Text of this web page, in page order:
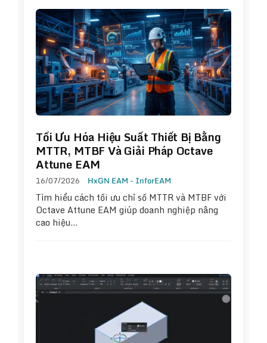
Tối Ưu Hóa Hiệu Suất Thiết Bị Bằng
MTTR, MTBF Và Giải Pháp Octave
Attune EAM
16/07/2026 HxGN EAM - InforEAM
Tìm hiểu cách tối ưu chỉ số MTTR và MTBF với
Octave Attune EAM giúp doanh nghiệp nâng
cao hiệu…